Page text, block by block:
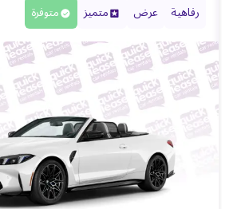
رفاهية عرض متميز متوفرة